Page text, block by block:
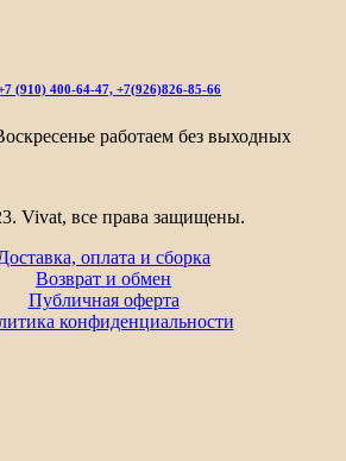
(910) 400-64-47, +7(926)826-85-66
работаем без выходных
Vivat, все права защищены.
оплата и сборка
Возврат и обмен
Публичная оферта
конфиденциальности